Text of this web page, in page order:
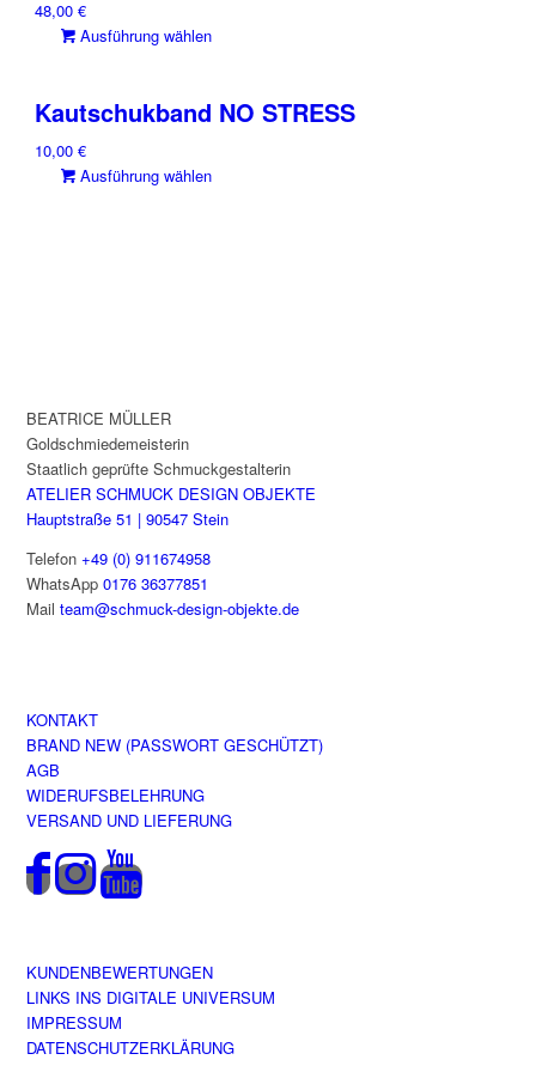
48,00€
Ausführung wählen
mehrere
Kautschukband NO STRESS
10,00€
Ausführung wählen
gewählt
werden
BEATRICE MÜLLER
Goldschmiedemeisterin
Staatlich geprüfte Schmuckgestalterin
ATELIER SCHMUCK DESIGN OBJEKTE
Hauptstraße 51 | 90547 Stein
Telefon+49 (0) 911674958
WhatsApp0176 36377851
Mailteam@schmuck-design-objekte.de
KONTAKT
BRAND NEW (PASSWORT GESCHÜTZT)
AGB
WIDERUFSBELEHRUNG
VERSAND UND LIEFERUNG
KUNDENBEWERTUNGEN
LINKS INS DIGITALE UNIVERSUM
IMPRESSUM
DATENSCHUTZERKLÄRUNG